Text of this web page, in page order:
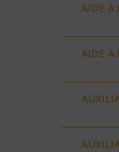
AIDE A
AIDE A